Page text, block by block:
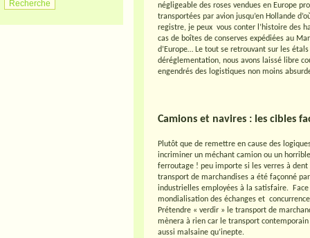
négligeable des roses vendues en Europe
transportées par avion jusqu’en Hollande
registre, je peux vous conter l’histoire des
cas de boîtes de conserves expédiées au
d’Europe… Le tout se retrouvant sur les
déréglementation, nous avons laissé libre
engendrés des logistiques non moins
Camions et navires : les cibles
Plutôt que de remettre en cause des
incriminer un méchant camion ou un
ferroutage ! peu importe si les verres à
transport de marchandises a été façonné
industrielles employées à la satisfaire.
mondialisation des échanges et
Prétendre « verdir » le transport de
mènera à rien car le transport
aussi malsaine qu’inepte.